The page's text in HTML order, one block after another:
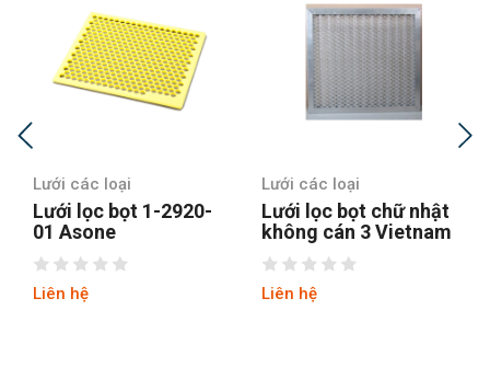
Lưới các loại
Lưới lọc bọt 1-2920-
01 Asone
Liên hệ
Lưới các loại
Lưới lọc bọt chữ nhật
không cán 3 Vietnam
Liên hệ